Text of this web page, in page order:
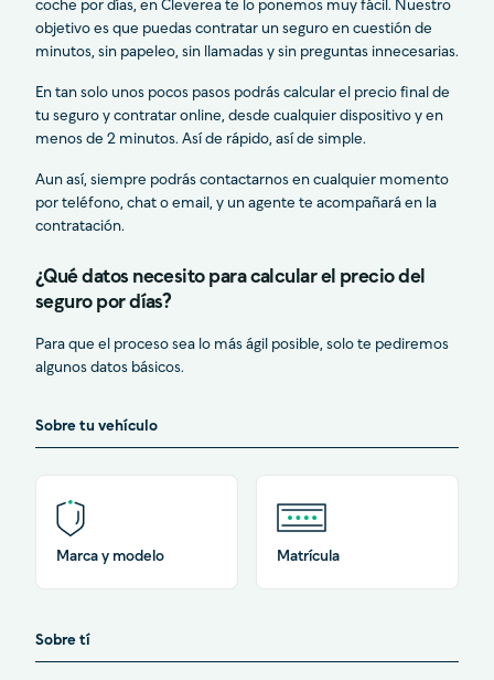
coche por días, en Cleverea te lo ponemos muy fácil. Nuestro
objetivo es que puedas contratar un seguro en cuestión de
minutos, sin papeleo, sin llamadas y sin preguntas innecesarias.
En tan solo unos pocos pasos podrás calcular el precio final de
tu seguro y contratar online, desde cualquier dispositivo y en
menos de 2 minutos. Así de rápido, así de simple.
Aun así, siempre podrás contactarnos en cualquier momento
por teléfono, chat o email, y un agente te acompañará en la
contratación.
¿Qué datos necesito para calcular el precio del
seguro por días?
Para que el proceso sea lo más ágil posible, solo te pediremos
algunos datos básicos.
Sobre tu vehículo
Marca y modelo Matrícula
Sobre tí